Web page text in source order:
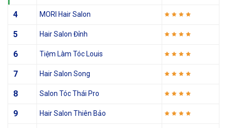
4 MORI Hair Salon
5 Hair Salon Đỉnh
6 Tiệm Làm Tóc Louis
7 Hair Salon Song
8 Salon Tóc Thái Pro
9 Hair Salon Thiên Bảo